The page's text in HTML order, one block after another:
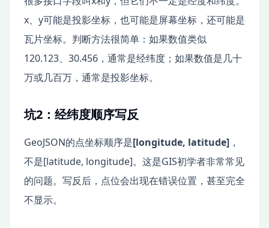
x、y可能是投影坐标，也可能是屏幕坐标，还可能是
瓦片坐标。判断方法很简单：如果数值类似
120.123、30.456，通常是经纬度；如果数值是几十
万或几百万，通常是投影坐标。
坑2：经纬度顺序写反
GeoJSON的点坐标顺序是[longitude, latitude] ，
不是[latitude, longitude]。这是GIS初学者非常常见
的问题。写反后，点位会出现在错误位置，甚至完全
不显示。